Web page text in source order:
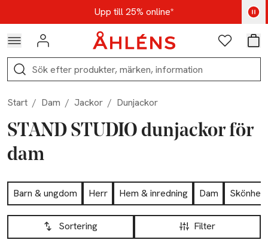
Hoppa till navigationsmenynUpp till 25% online*
Kod: AUG25 - Shoppa nu
Logga in Favoriter
Sök
Start / Dam / Jackor / Dunjackor
STAND STUDIO dunjackor för
dam
Hoppa till produktsidan
Barn & ungdom Herr Hem & inredning Dam
Skönhet
Hoppa till produktsidan
Filter
Sortering
Lista över produkter